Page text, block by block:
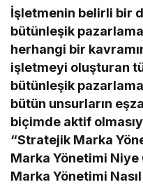
İşletmenin belirli bir
bütünleşik
herhangi bir
işletmeyi oluşturan
bütünleşik
bütün unsurların
biçimde aktif
“Stratejik Marka
Marka Yönetimi
Marka Yönetimi Nasıl